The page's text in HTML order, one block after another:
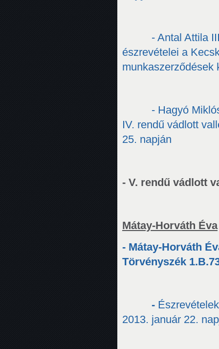
- Antal Attila
észrevételei a
munkaszerződések
- Hagyó
IV. rendű vádlott
25. napján
- V. rendű vádlott
Mátay-Horváth Éva
- Mátay-Horváth
Törvényszék
-
2013. január 22.